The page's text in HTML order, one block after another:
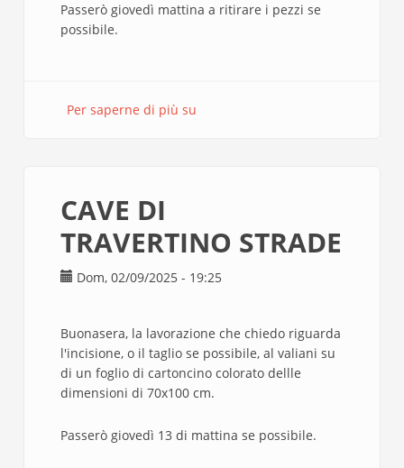
Passerò giovedì mattina a ritirare i pezzi se
possibile.
Per saperne di più su
CAVE DI
TRAVERTINO STRADE
Dom, 02/09/2025 - 19:25
Buonasera, la lavorazione che chiedo riguarda
l'incisione, o il taglio se possibile, al valiani su
di un foglio di cartoncino colorato dellle
dimensioni di 70x100 cm.
Passerò giovedì 13 di mattina se possibile.